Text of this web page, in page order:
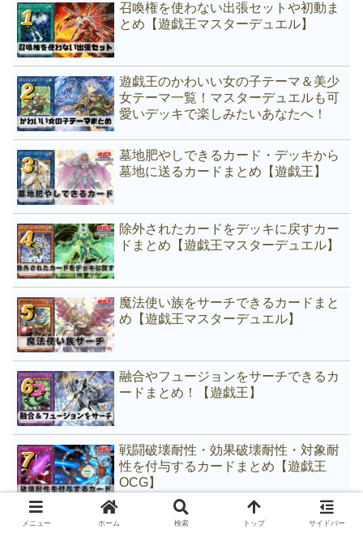
召喚権を使わない出張セットや初動ま
とめ【遊戯王マスターデュエル】
遊戯王のかわいい女の子テーマ＆美少
女テーマ一覧！マスターデュエルも可
愛いデッキで楽しみたいあなたへ！
墓地肥やしできるカード・デッキから
墓地に送るカードまとめ【遊戯王】
除外されたカードをデッキに戻すカー
ドまとめ【遊戯王マスターデュエル】
魔法使い族をサーチできるカードまと
め【遊戯王マスターデュエル】
融合やフュージョンをサーチできるカ
ードまとめ！【遊戯王】
戦闘破壊耐性・効果破壊耐性・対象耐
性を付与するカードまとめ【遊戯王
OCG】
他のカードの効果を受けないモンスタ
メニュー ホーム 検索 トップ サイドバー